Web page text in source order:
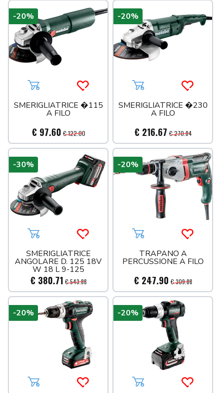
Aggiungi al carrelloAcquista più tardi
SMERIGLIATRICE �115
A FILO
€ 97.60 € 122.00
-20%
Aggiungi al carrello
SMERIGLIATRICE �230
A FILO
€ 216.67 € 270.84
-20%
Aggiungi al carrelloAcquista più tardi
SMERIGLIATRICE
ANGOLARE D. 125 18V
W 18 L 9-125
€ 380.71 € 543.88
-30%
Aggiungi al carrello
TRAPANO A
PERCUSSIONE A FILO
€ 247.90 € 309.88
-20%
Aggiungi al carrelloAcquista più tardi
-20%
Aggiungi al carrello
-20%